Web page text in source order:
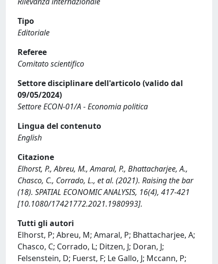
Tipo
Editoriale
Referee
Comitato scientifico
Settore disciplinare dell'articolo (valido dal
09/05/2024)
Settore ECON-01/A - Economia politica
Lingua del contenuto
English
Citazione
Elhorst, P., Abreu, M., Amaral, P., Bhattacharjee, A.,
Chasco, C., Corrado, L., et al. (2021). Raising the bar
(18). SPATIAL ECONOMIC ANALYSIS, 16(4), 417-421
[10.1080/17421772.2021.1980993].
Tutti gli autori
Elhorst, P; Abreu, M; Amaral, P; Bhattacharjee, A;
Chasco, C; Corrado, L; Ditzen, J; Doran, J;
Felsenstein, D; Fuerst, F; Le Gallo, J; Mccann, P;